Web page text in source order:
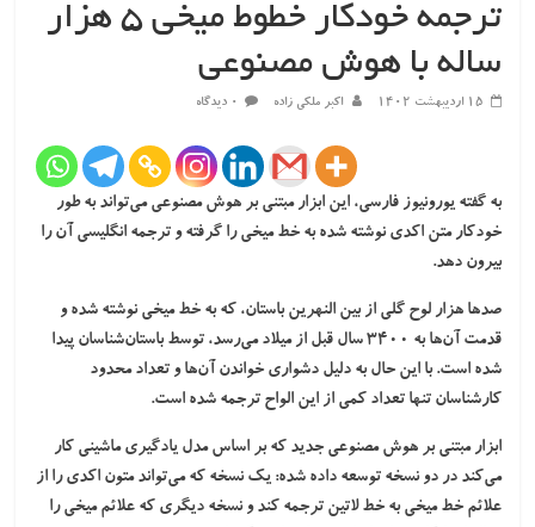
ترجمه خودکار خطوط میخی ۵ هزار
ساله با هوش مصنوعی
۱۵ اردیبهشت ۱۴۰۲ اکبر ملکی زاده ۰ دیدگاه
به گفته یورونیوز فارسی، این ابزار مبتنی بر هوش مصنوعی می‌تواند به طور
خودکار متن اکدی نوشته شده به خط میخی را گرفته و ترجمه انگلیسی آن را
بیرون دهد.
صدها هزار لوح گلی از بین النهرین باستان، که به خط میخی نوشته شده و
قدمت آن‌ها به ۳۴۰۰ سال قبل از میلاد می‌رسد، توسط باستان‌شناسان پیدا
شده است. با این حال به دلیل دشواری خواندن آن‌ها و تعداد محدود
کارشناسان تنها تعداد کمی از این الواح ترجمه شده است.
ابزار مبتنی بر هوش مصنوعی جدید که بر اساس مدل یادگیری ماشینی کار
می‌کند در دو نسخه توسعه داده شده: یک نسخه که می‌تواند متون اکدی را از
علائم خط میخی به خط لاتین ترجمه کند و نسخه دیگری که علائم میخی را